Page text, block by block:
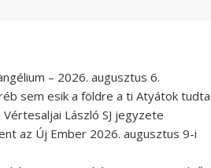
– 2026. augusztus 6.
sem esik a földre a ti Atyátok tudta
Vértesaljai László SJ jegyzete
az Új Ember 2026. augusztus 9-i